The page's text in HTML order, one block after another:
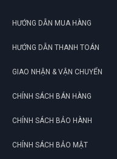
HƯỚNG DẪN MUA HÀNG
HƯỚNG DẪN THANH TOÁN
GIAO NHẬN & VẬN CHUYỂN
CHÍNH SÁCH BÁN HÀNG
CHÍNH SÁCH BẢO HÀNH
CHÍNH SÁCH BẢO MẬT